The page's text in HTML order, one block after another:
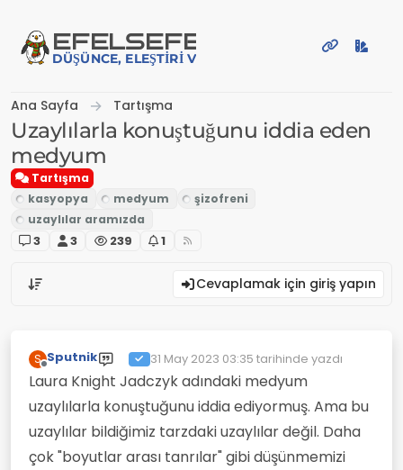
EFELSEFE
DÜŞÜNCE, ELEŞTIRI VE PAYLAŞIM PLATFORMU
Ana Sayfa Tartışma
Uzaylılarla konuştuğunu iddia eden
medyum
Tartışma
3 3 239 1
Cevaplamak için giriş yapın
S
Çevrimdışı
Sputnik 31 May 2023 03:35 tarihinde yazdı
Son düzenleyen:
Laura Knight Jadczyk adındaki medyum
uzaylılarla konuştuğunu iddia ediyormuş. Ama bu
uzaylılar bildiğimiz tarzdaki uzaylılar değil. Daha
çok "boyutlar arası tanrılar" gibi düşünmemizi